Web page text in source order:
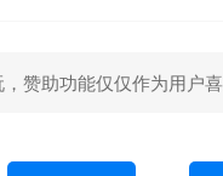
赞助功能仅仅作为用户